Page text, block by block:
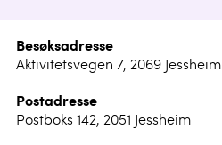
Besøksadresse
Aktivitetsvegen 7, 2069 Jessheim
Postadresse
Postboks 142, 2051 Jessheim